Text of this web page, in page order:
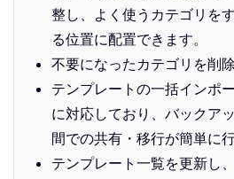
整し、よく使うカテゴリを
る位置に配置できます。
不要になったカテゴリを削
テンプレートの一括インポ
に対応しており、バックア
間での共有・移行が簡単に行
テンプレート一覧を更新し